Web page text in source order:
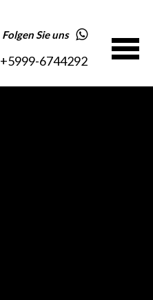
Folgen Sie uns
+5999-6744292